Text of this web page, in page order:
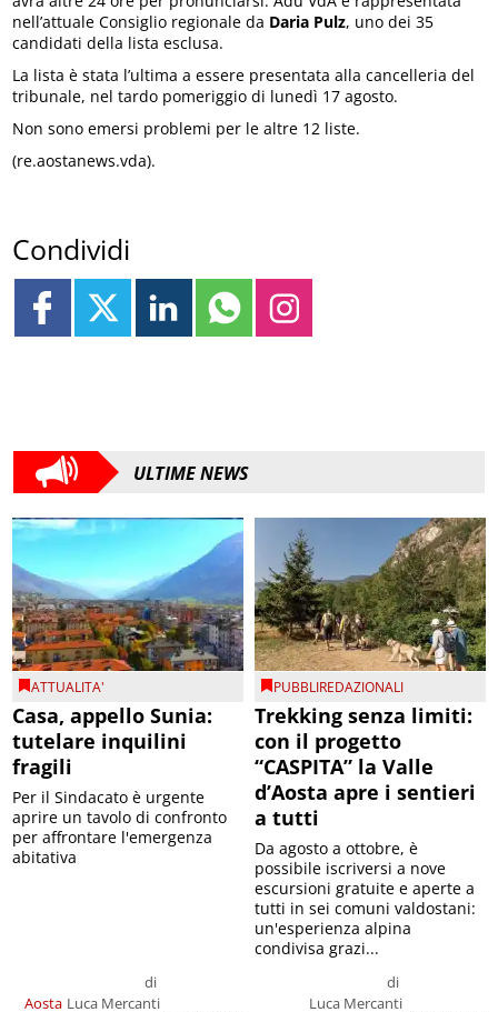
nell’attuale Consiglio regionale da Daria Pulz, uno dei 35
candidati della lista esclusa.
La lista è stata l’ultima a essere presentata alla cancelleria del
tribunale, nel tardo pomeriggio di lunedì 17 agosto.
Non sono emersi problemi per le altre 12 liste.
(re.aostanews.vda).
Condividi
ULTIME NEWS
ATTUALITA'
Casa, appello Sunia:
tutelare inquilini
fragili
Aosta
di
Luca Mercanti
Per il Sindacato è urgente
aprire un tavolo di confronto
per affrontare l'emergenza
abitativa
PUBBLIREDAZIONALI
Trekking senza limiti:
con il progetto
“CASPITA” la Valle
d’Aosta apre i sentieri
a tutti
di
Luca Mercanti
Da agosto a ottobre, è
possibile iscriversi a nove
escursioni gratuite e aperte a
tutti in sei comuni valdostani:
un'esperienza alpina
condivisa grazi...